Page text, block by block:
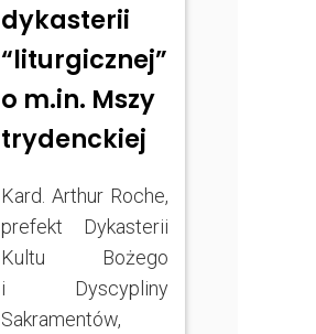
dykasterii
“liturgicznej”
o m.in. Mszy
trydenckiej
Kard. Arthur Roche,
prefekt Dykasterii
Kultu Bożego
i Dyscypliny
Sakramentów,